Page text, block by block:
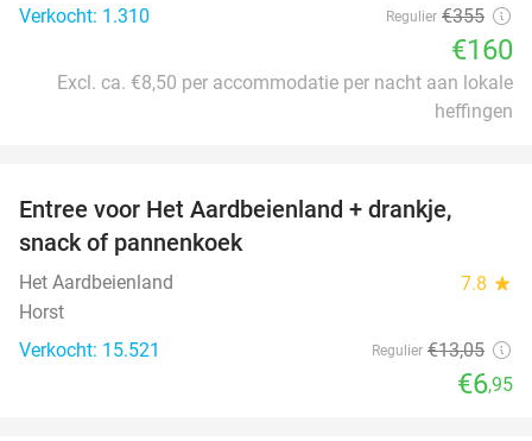
Verkocht: 1.310
Regulier €355
€160
Excl. ca. €8,50 per accommodatie per nacht aan lokale
heffingen
Entree voor Het Aardbeienland + drankje,
snack of pannenkoek
Het Aardbeienland 7.8 star
Horst
Verkocht: 15.521
Regulier €13,05
€6,95